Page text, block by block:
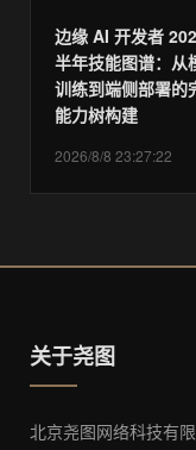
边缘 AI 开发者
半年技能图谱：从
训练到端侧部署的
能力树构建
2026/8/8 23:27:22
关于尧图
北京尧图网络科技有